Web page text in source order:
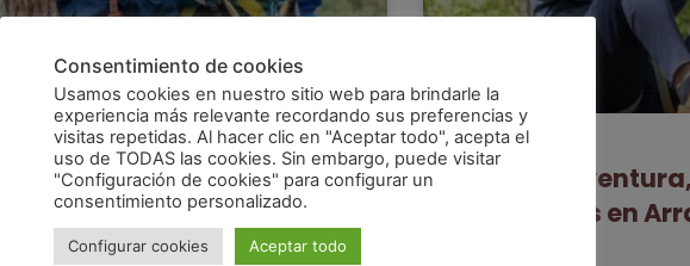
Ricardo Vaz Vázquez: «El
premio de Huesca La
Magia nos viene muy bien
Biescas
y algo más en
Consentimiento de cookies
Usamos cookies en nuestro sitio web para brindarle la
experiencia más relevante recordando sus preferencias y
visitas repetidas. Al hacer clic en "Aceptar todo", acepta el
uso de TODAS las cookies. Sin embargo, puede visitar
"Configuración de cookies" para configurar un
consentimiento personalizado.
Configurar cookies Aceptar todo